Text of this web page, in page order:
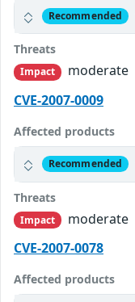
Recommended
Threats
Impact
moderate
CVE-2007-0009
Affected products
Recommended
Threats
Impact
moderate
CVE-2007-0078
Affected products